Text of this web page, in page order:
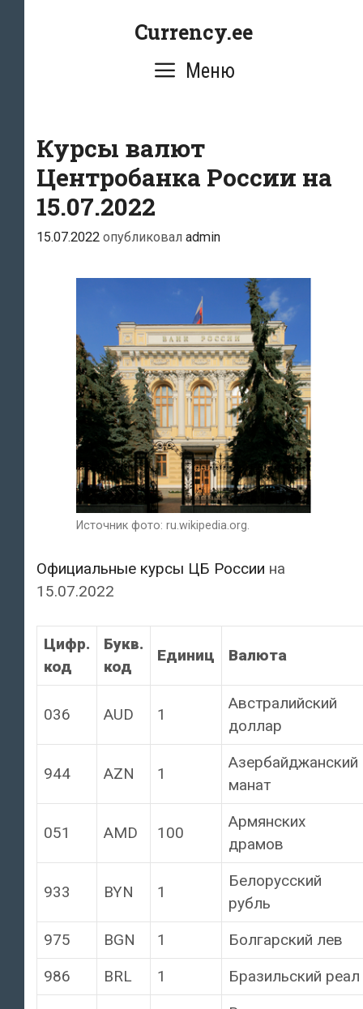
Currency.ee
Меню
Курсы валют
Центробанка России на
15.07.2022
15.07.2022 опубликовал admin
Источник фото: ru.wikipedia.org.
Официальные курсы ЦБ России на
15.07.2022
Цифр.
код
Букв.
код
Единиц Валюта
036 AUD 1
Австралийский
доллар
944 AZN 1
Азербайджанский
манат
051 AMD 100
Армянских
драмов
933 BYN 1
Белорусский
рубль
975
BGN 1
Болгарский лев
986
BRL 1 Бразильский реал